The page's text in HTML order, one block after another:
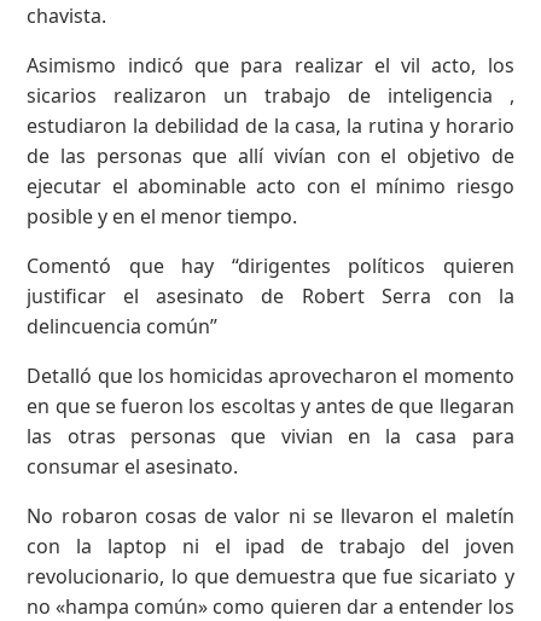
chavista.
Asimismo indicó que para realizar el vil acto, los
sicarios realizaron un trabajo de inteligencia ,
estudiaron la debilidad de la casa, la rutina y horario
de las personas que allí vivían con el objetivo de
ejecutar el abominable acto con el mínimo riesgo
posible y en el menor tiempo.
Comentó que hay “dirigentes políticos quieren
justificar el asesinato de Robert Serra con la
delincuencia común”
Detalló que los homicidas aprovecharon el momento
en que se fueron los escoltas y antes de que llegaran
las otras personas que vivian en la casa para
consumar el asesinato.
No robaron cosas de valor ni se llevaron el maletín
con la laptop ni el ipad de trabajo del joven
revolucionario, lo que demuestra que fue sicariato y
no «hampa común» como quieren dar a entender los